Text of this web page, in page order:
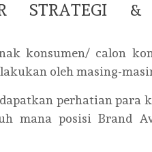
STRATEGI &
konsumen/ calon
oleh masing-
perhatian para
mana posisi Brand